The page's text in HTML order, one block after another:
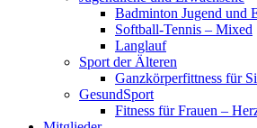
Badminton Jugend und
Softball-Tennis – Mixed
Langlauf
Sport der Älteren
Ganzkörperfittness für
GesundSport
Fitness für Frauen –